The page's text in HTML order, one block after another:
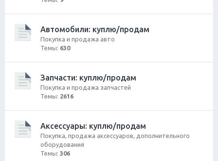
Автомобили: куплю/продам
Покупка и продажа авто
Темы: 630
Запчасти: куплю/продам
Покупка и продажа запчастей
Темы: 2616
Аксессуары: куплю/продам
Покупка, продажа аксессуаров, дополнительного
оборудования
Темы: 306